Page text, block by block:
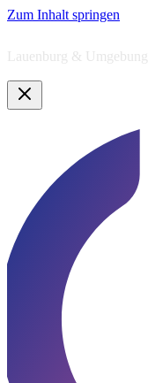
Zum Inhalt springen
Lauenburg & Umgebung